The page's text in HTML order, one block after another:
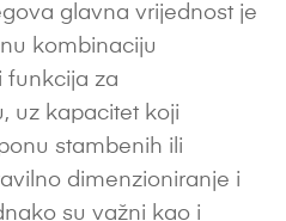
glavna vrijednost je
kombinaciju
funkcija za
uz kapacitet koji
stambenih ili
dimenzioniranje i
su važni kao i